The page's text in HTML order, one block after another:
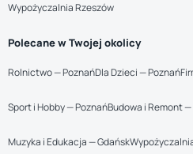
Wypożyczalnia Rzeszów
Polecane w Twojej okolicy
Rolnictwo — PoznańDla Dzieci — Poznań
Sport i Hobby — PoznańBudowa i Remont —
Muzyka i Edukacja — Gdańsk